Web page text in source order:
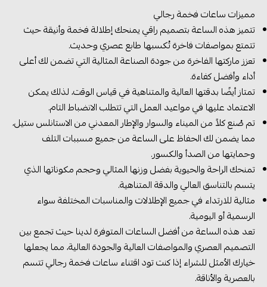
مميزات ساعات فخمة رجالي
تتميز هذه الساعة بتصميم راقي يمنحك إطلالة فخمة وأنيقة حيث
تتمتع بمواصفات فاخرة تُكسبها طابع عصري وحديث.
تعزز ماركتها الفاخرة من جودة الصناعة المثالية التي تضمن لك أعلى
أداء وأفضل كفاءة.
تمتاز أيضًا بدقتها العالية والمتناهية في قياس الوقت، لذلك يمكن
الاعتماد عليها في مواعيد العمل التي تتطلب الانضباط التام.
تم صُنع كلاً من الميناء والسوار والإطار المعدني من الاستانلس ستيل،
مما يضمن لك الحفاظ على الساعة من جميع مسببات التلف
وحمايتها من الصدأ والكسور.
تمنحك الراحة والحيوية بفضل وزنها المثالي وحجم مكوناتها الذي
يتسم بالتناسق العالي والدقة المتناهية.
مثالية للارتداء في جميع الإطلالات والمناسبات المختلفة سواء
الرسمية أو اليومية.
تعد هذه الساعة من أفضل الساعات المتوفرة لدينا حيث تجمع بين
التصميم العصري والمواصفات العالية والجودة العالية، مما يجعلها
خيارك الأمثل للشراء إذا كنت تود اقتناء ساعات فخمة رجالي تتسم
بالعصرية والأناقة.